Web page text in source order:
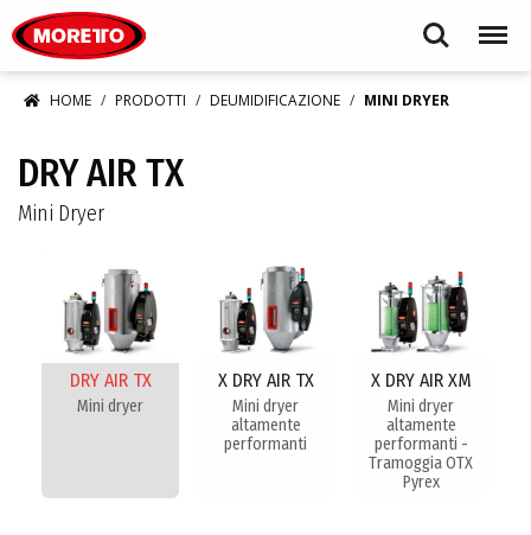
Search Menu
HOME PRODOTTI DEUMIDIFICAZIONE MINI DRYER
DRY AIR TX
Mini Dryer
DRY AIR TX
Mini dryer
X DRY AIR TX
Mini dryer
altamente
performanti
X DRY AIR XM
Mini dryer
altamente
performanti -
Tramoggia OTX
Pyrex